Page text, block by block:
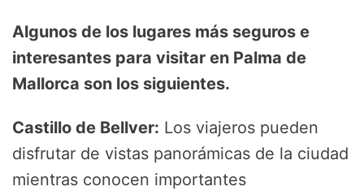
Algunos de los lugares más seguros e
interesantes para visitar en Palma de
Mallorca son los siguientes.
Castillo de Bellver: Los viajeros pueden
disfrutar de vistas panorámicas de la ciudad
mientras conocen importantes